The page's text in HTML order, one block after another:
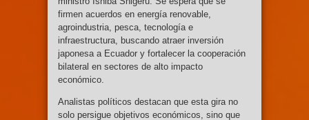
firmen acuerdos en energía renovable,
agroindustria, pesca, tecnología e
infraestructura, buscando atraer inversión
japonesa a Ecuador y fortalecer la cooperación
bilateral en sectores de alto impacto
económico.
Analistas políticos destacan que esta gira no
solo persigue objetivos económicos, sino que